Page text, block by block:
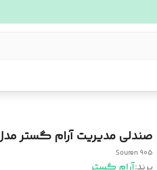
صندلی مدیریت آرام گستر
Souren 905